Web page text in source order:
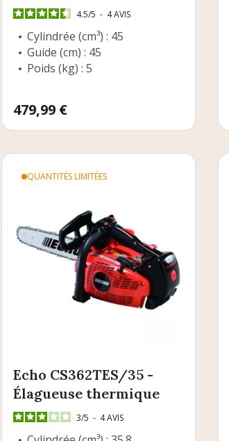
4.5/5 - 4AVIS
Cylindrée (cm³) : 45
Guide (cm) : 45
Poids (kg) : 5
Prix
479,99 €
QUANTITÉS LIMITÉES
Echo CS362TES/35 -
Élagueuse thermique
3/5 - 4AVIS